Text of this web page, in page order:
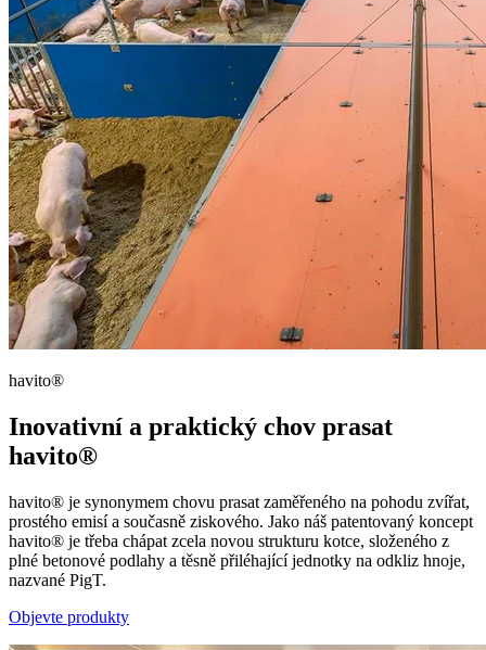
havito®
Inovativní a praktický chov prasat
havito®
havito® je synonymem chovu prasat zaměřeného na pohodu zvířat,
prostého emisí a současně ziskového. Jako náš patentovaný koncept
havito® je třeba chápat zcela novou strukturu kotce, složeného z
plné betonové podlahy a těsně přiléhající jednotky na odkliz hnoje,
nazvané PigT.
Objevte produkty